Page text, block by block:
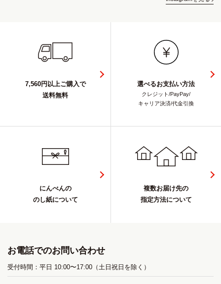
7,560円以上ご購入で
送料無料
選べるお支払い方法
クレジット/PayPay/
キャリア決済/代金引換
にんべんの
のし紙について
複数お届け先の
指定方法について
お電話でのお問い合わせ
受付時間：平日 10:00〜17:00（土日祝日を除く）